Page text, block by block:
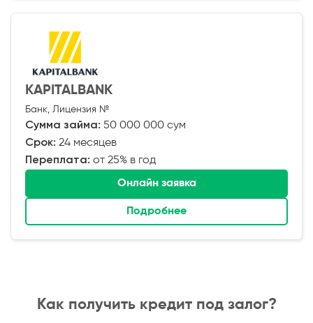
KAPITALBANK
Банк, Лицензия №
Сумма займа: 50 000 000 сум
Срок: 24 месяцев
Переплата: от 25% в год
Онлайн заявка
Подробнее
Как получить кредит под залог?